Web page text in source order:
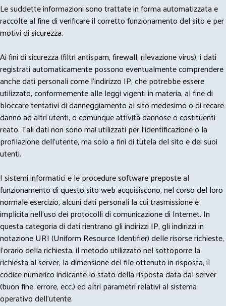
Le suddette informazioni sono trattate in forma automatizzata e
raccolte al fine di verificare il corretto funzionamento del sito e per
motivi di sicurezza.
Ai fini di sicurezza (filtri antispam, firewall, rilevazione virus), i dati
registrati automaticamente possono eventualmente comprendere
anche dati personali come l'indirizzo IP, che potrebbe essere
utilizzato, conformemente alle leggi vigenti in materia, al fine di
bloccare tentativi di danneggiamento al sito medesimo o di recare
danno ad altri utenti, o comunque attività dannose o costituenti
reato. Tali dati non sono mai utilizzati per l'identificazione o la
profilazione dell'utente, ma solo a fini di tutela del sito e dei suoi
utenti.
I sistemi informatici e le procedure software preposte al
funzionamento di questo sito web acquisiscono, nel corso del loro
normale esercizio, alcuni dati personali la cui trasmissione è
implicita nell'uso dei protocolli di comunicazione di Internet. In
questa categoria di dati rientrano gli indirizzi IP, gli indirizzi in
notazione URI (Uniform Resource Identifier) delle risorse richieste,
l'orario della richiesta, il metodo utilizzato nel sottoporre la
richiesta al server, la dimensione del file ottenuto in risposta, il
codice numerico indicante lo stato della risposta data dal server
(buon fine, errore, ecc.) ed altri parametri relativi al sistema
operativo dell'utente.